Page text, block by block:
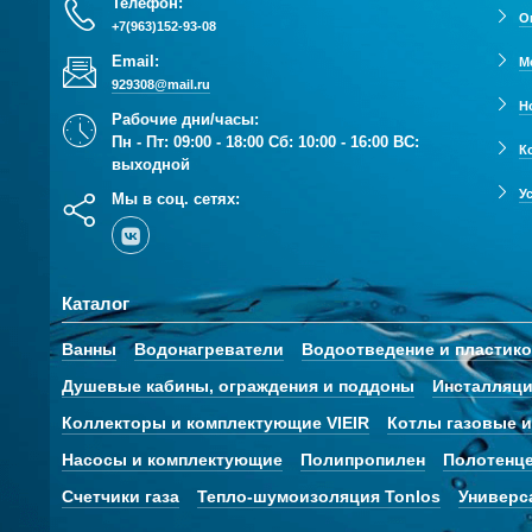
+7(963)152-93-08
Email:
929308@mail.ru
Рабочие дни/часы:
Пн - Пт: 09:00 - 18:00 Сб: 10:00 - 16:00 ВС:
выходной
Мы в соц. сетях:
Каталог
Ванны Водонагреватели Водоотведение и
Душевые кабины, ограждения и поддоны
Коллекторы и комплектующие VIEIR
Котлы газовые
Насосы и комплектующие
Полипропилен
Счетчики газа
Тепло-шумоизоляция Tonlos